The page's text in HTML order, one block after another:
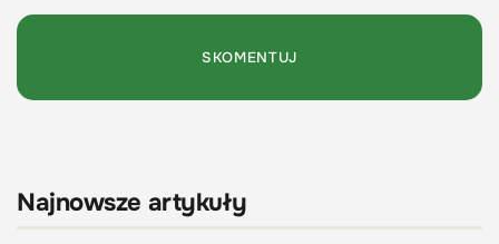
Najnowsze artykuły